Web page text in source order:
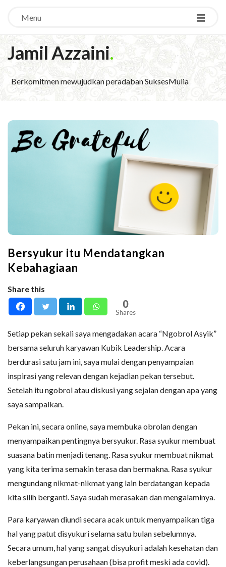
Menu
Jamil Azzaini.
Berkomitmen mewujudkan peradaban SuksesMulia
Bersyukur itu Mendatangkan
Kebahagiaan
Share this
0
Shares
Setiap pekan sekali saya mengadakan acara “Ngobrol Asyik”
bersama seluruh karyawan Kubik Leadership. Acara
berdurasi satu jam ini, saya mulai dengan penyampaian
inspirasi yang relevan dengan kejadian pekan tersebut.
Setelah itu ngobrol atau diskusi yang sejalan dengan apa yang
saya sampaikan.
Pekan ini, secara online, saya membuka obrolan dengan
menyampaikan pentingnya bersyukur. Rasa syukur membuat
suasana batin menjadi tenang. Rasa syukur membuat nikmat
yang kita terima semakin terasa dan bermakna. Rasa syukur
mengundang nikmat-nikmat yang lain berdatangan kepada
kita silih berganti. Saya sudah merasakan dan mengalaminya.
Para karyawan diundi secara acak untuk menyampaikan tiga
hal yang patut disyukuri selama satu bulan sebelumnya.
Secara umum, hal yang sangat disyukuri adalah kesehatan dan
keberlangsungan perusahaan (bisa profit meski ada covid).